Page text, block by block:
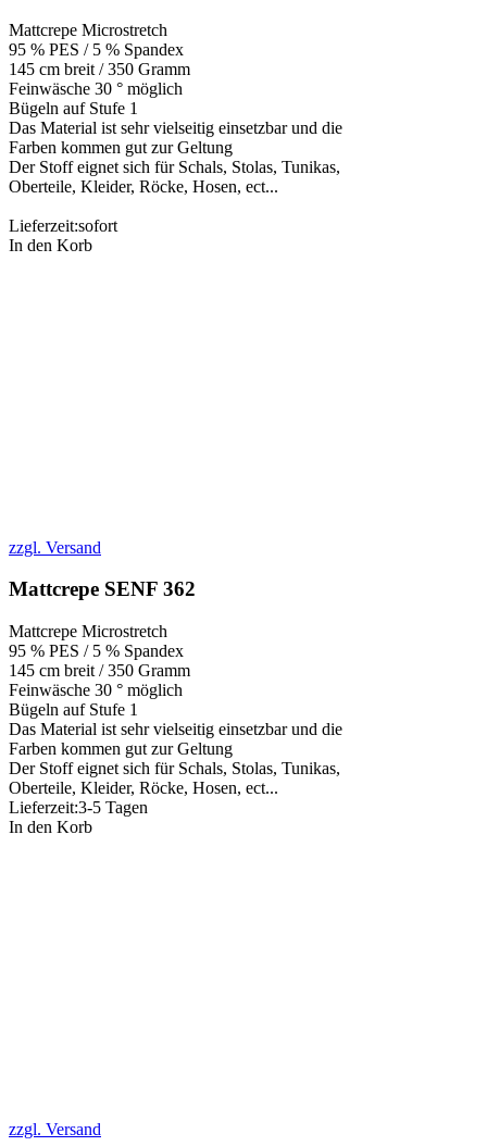
Mattcrepe Microstretch
95 % PES / 5 % Spandex
145 cm breit / 350 Gramm
Feinwäsche 30 ° möglich
Bügeln auf Stufe 1
Das Material ist sehr vielseitig einsetzbar und die
Farben kommen gut zur Geltung
Der Stoff eignet sich für Schals, Stolas, Tunikas,
Oberteile, Kleider, Röcke, Hosen, ect...
Lieferzeit:sofort
In den Korb
zzgl. Versand
Mattcrepe SENF 362
Mattcrepe Microstretch
95 % PES / 5 % Spandex
145 cm breit / 350 Gramm
Feinwäsche 30 ° möglich
Bügeln auf Stufe 1
Das Material ist sehr vielseitig einsetzbar und die
Farben kommen gut zur Geltung
Der Stoff eignet sich für Schals, Stolas, Tunikas,
Oberteile, Kleider, Röcke, Hosen, ect...
Lieferzeit:3-5 Tagen
In den Korb
zzgl. Versand